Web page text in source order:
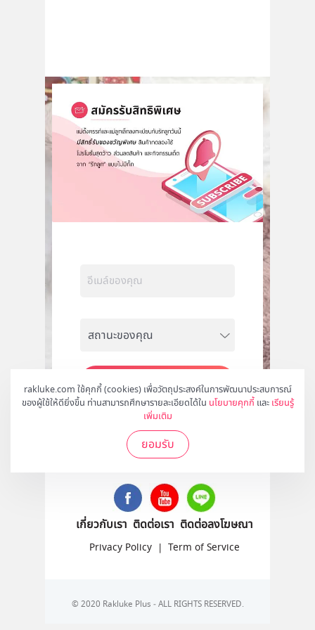
rakluke.com ใช้คุกกี้ (cookies) เพื่อวัตถุประสงค์ในการพัฒนาประสบการณ์
ของผู้ใช้ให้ดียิ่งขึ้น ท่านสามารถศึกษารายละเอียดได้ใน นโยบายคุกกี้ และ เรียนรู้
เพิ่มเติม
ยอมรับ
สมัคร
ติดตามเราได้ที่
เกี่ยวกับเรา ติดต่อเรา ติดต่อลงโฆษณา
Privacy Policy | Term of Service
© 2020 Rakluke Plus - ALL RIGHTS RESERVED.